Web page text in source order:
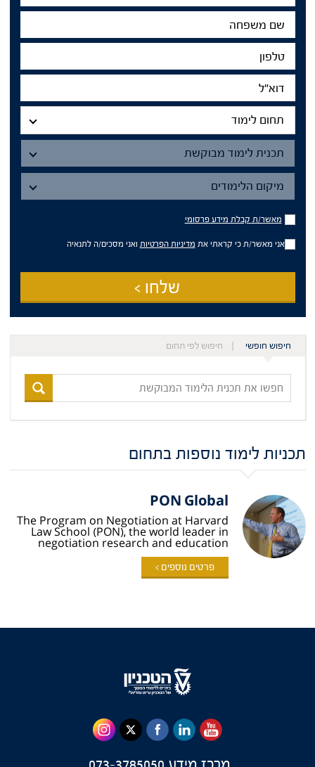
שם
משפחה
טלפון
דוא"ל
תחום
לימוד
תחום לימוד
תכנית
תכנית לימוד מבוקשת
מיקום
הלימודים
מיקום הלימודים
מאשר/ת
קבלת
מידע
פרסומי
מאשר/ת קבלת מידע פרסומי
אני מאשר/ת כי קראתי את מדיניות הפרטיות ואני מסכים/ה לתנאיה
שלחו >
חיפוש חופשי חיפוש לפי תחום
חפשו
את
תכנית
המבוקשת
תכניות לימוד נוספות בתחום
PON Global
The Program on Negotiation at Harvard
Law School (PON), the world leader in
negotiation research and education
פרטים נוספים >